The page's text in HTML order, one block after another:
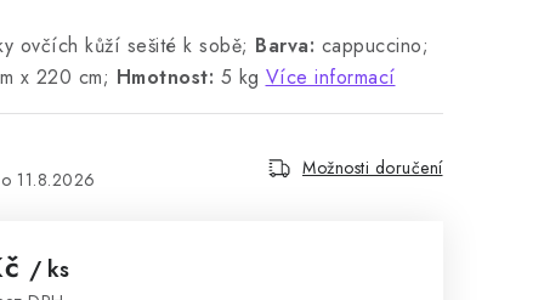
ovčích kůží sešité k sobě; Barva: cappuccino;
x 220 cm; Hmotnost: 5 kg Více informací
11.8.2026 Možnosti doručení
/ ks